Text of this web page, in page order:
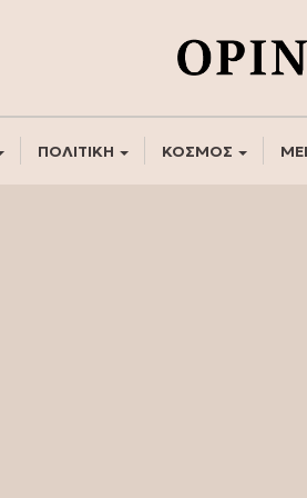
ΠΟΛΙΤΙΚΗ ΚΟΣΜΟΣ